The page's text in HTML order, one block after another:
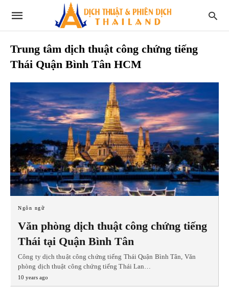
Trung tâm dịch thuật công chứng tiếng
Thái Quận Bình Tân HCM
Ngôn ngữ
Văn phòng dịch thuật công chứng tiếng
Thái tại Quận Bình Tân
Công ty dịch thuật công chứng tiếng Thái Quận Bình Tân, Văn
phòng dịch thuật công chứng tiếng Thái Lan…
10 years ago